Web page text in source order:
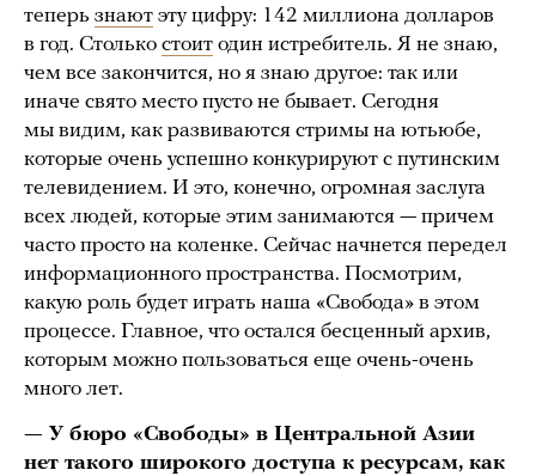
теперь знают эту цифру: 142 миллиона долларов
в год. Столько стоит один истребитель. Я не знаю,
чем все закончится, но я знаю другое: так или
иначе свято место пусто не бывает. Сегодня
мы видим, как развиваются стримы на ютьюбе,
которые очень успешно конкурируют с путинским
телевидением. И это, конечно, огромная заслуга
всех людей, которые этим занимаются — причем
часто просто на коленке. Сейчас начнется передел
информационного пространства. Посмотрим,
какую роль будет играть наша «Свобода» в этом
процессе. Главное, что остался бесценный архив,
которым можно пользоваться еще очень-очень
много лет.
— У бюро «Свободы» в Центральной Азии
нет такого широкого доступа к ресурсам, как